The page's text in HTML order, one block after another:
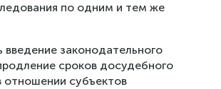
по одним и тем же
введение законодательного
сроков досудебного
отношении субъектов